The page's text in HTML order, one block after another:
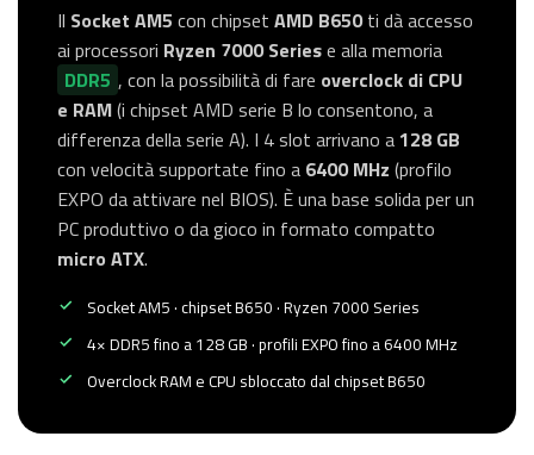
Il Socket AM5 con chipset AMD B650ti dà accesso
ai processori Ryzen 7000 Seriese alla memoria
DDR5 , con la possibilità di fare overclock di CPU
e RAM(i chipset AMD serie B lo consentono, a
differenza della serie A). I 4 slot arrivano a 128 GB
con velocità supportate fino a 6400 MHz (profilo
EXPO da attivare nel BIOS). È una base solida per un
PC produttivo o da gioco in formato compatto
micro ATX.
Socket AM5 · chipset B650 · Ryzen 7000 Series
4× DDR5 fino a 128 GB · profili EXPO fino a 6400 MHz
Overclock RAM e CPU sbloccato dal chipset B650